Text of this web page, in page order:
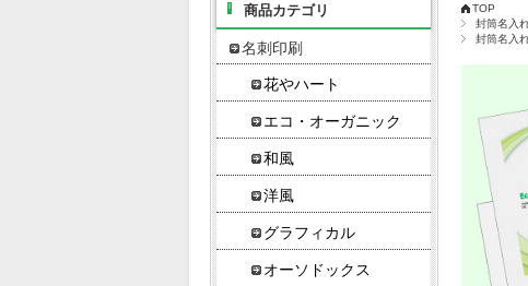
TOP
封筒名入
封筒名入
商品カテゴリ
名刺印刷
花やハート
エコ・オーガニック
和風
洋風
グラフィカル
オーソドックス